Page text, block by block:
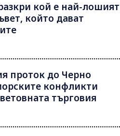
кой е най-лошият
който дават
проток до Черно
конфликти
търговия